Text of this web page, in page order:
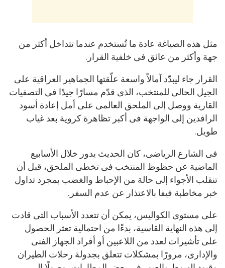
مثل هذه الصياغة عادة ما تُستخدم عندما تتداخل أكثر من
جهة وأكثر من عائق فى خلفية القرار.
القرار جاء ليبدّد آمالاً واسعة علّقتها الجماهير العراقية على
الجيل الحالى للمنتخب، الذى قدّم مسارًا جيدًا فى التصفيات
القارية ووصل إلى الملحق العالمى على أمل إعادة أسود
الرافدين إلى الواجهة فى أكبر تظاهرة كروية بعد غياب
طويل.
فى الشارع الرياضى، كان الحديث يدور خلال الأسابيع
الماضية عن حظوظ المنتخب فى تخطى الملحق، قبل أن
تنقلب الأجواء إلى حالة من الإحباط والغضب بمجرد تداول
خبر مخاطبة فيفا بالاعتذار عن عدم السفر.
على مستوى الكواليس، يمكن أن تتعدد الأسباب التى قادت
إلى هذه النهاية القاسية، بدءًا من احتمالية تعثر الحصول
على تأشيرات لعدد من اللاعبين أو أفراد الجهاز الفنى
والإدارى، مرورًا بمشكلات تتعلق بجدولة رحلات الطيران